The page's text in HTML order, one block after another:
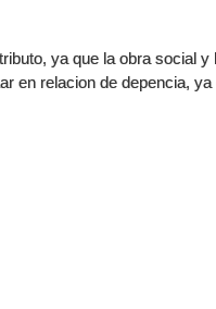
ya que la obra social y
en relacion de depencia,